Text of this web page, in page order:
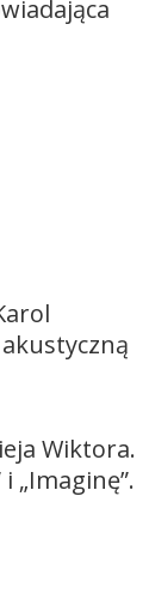
Wiktora.
„Imaginę”.